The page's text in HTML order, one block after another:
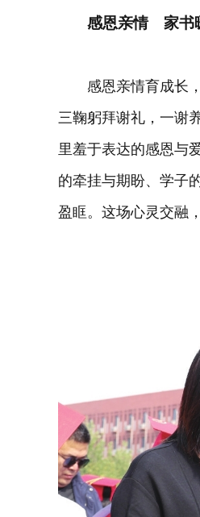
感恩亲情 家书
感恩亲情育成长，
三鞠躬拜谢礼，一谢
里羞于表达的感恩与
的牵挂与期盼、学子
盈眶。这场心灵交融